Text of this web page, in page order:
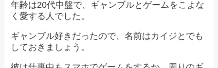
年齢は20代中盤で、ギャンブルとゲームをこよな
く愛する人でした。
ギャンブル好きだったので、名前はカイジとでも
しておきましょう。